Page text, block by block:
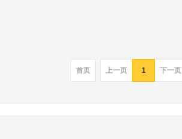
首页 上一页 1 下一页